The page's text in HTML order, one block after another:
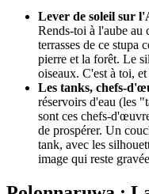
Lever de soleil sur
Rends-toi à l'aube
terrasses de ce stupa
pierre et la forêt. Le
oiseaux. C'est à toi,
Les tanks, chefs-
réservoirs d'eau (les
sont ces chefs-
de prospérer. Un
tank, avec les
image qui reste